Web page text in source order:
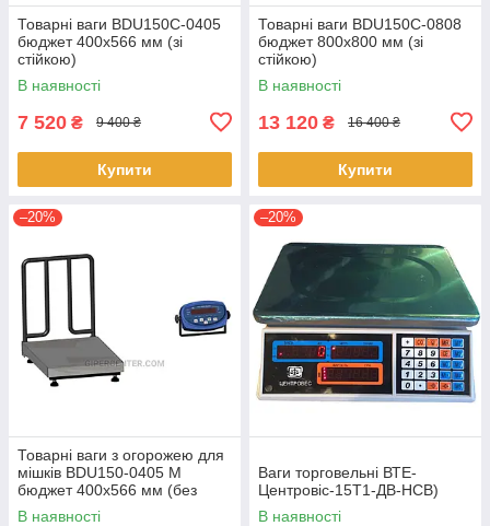
Товарні ваги BDU150C-0405
бюджет 400х566 мм (зі
стійкою)
В наявності
7 520 ₴ 9 400 ₴
Купити
Товарні ваги BDU150C-0808
бюджет 800х800 мм (зі
стійкою)
В наявності
13 120 ₴ 16 400 ₴
Купити
–20%
Товарні ваги з огорожею для
мішків BDU150-0405 М
бюджет 400х566 мм (без
стійки)
В наявності
–20%
Ваги торговельні ВТЕ-
Центровіс-15Т1-ДВ-НСВ)
В наявності